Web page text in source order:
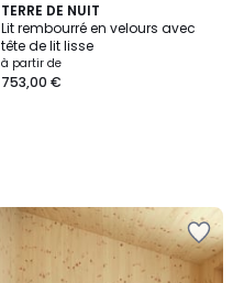
TERRE DE NUIT
Lit rembourré en velours avec
tête de lit lisse
à partir de
753,00 €